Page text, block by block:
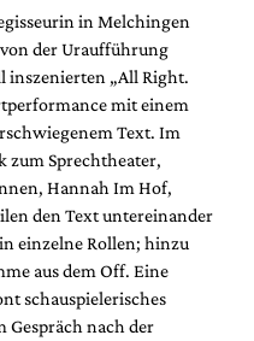
in Melchingen
der Uraufführung
inszenierten „All Right.
mit einem
Text. Im
zum Sprechtheater,
Hannah Im Hof,
den Text untereinander
einzelne Rollen; hinzu
aus dem Off. Eine
schauspielerisches
Gespräch nach der